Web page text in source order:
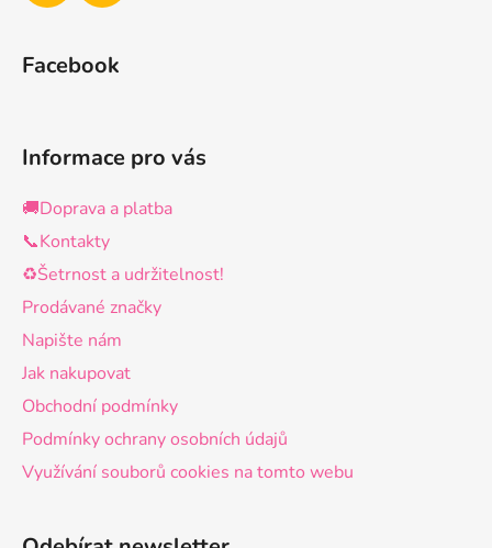
Facebook
Informace pro vás
🚚Doprava a platba
📞Kontakty
♻️Šetrnost a udržitelnost!
Prodávané značky
Napište nám
Jak nakupovat
Obchodní podmínky
Podmínky ochrany osobních údajů
Využívání souborů cookies na tomto webu